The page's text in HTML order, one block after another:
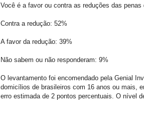
Você é a favor ou contra as reduções das
Contra a redução: 52%
A favor da redução: 39%
Não sabem ou não responderam: 9%
O levantamento foi encomendado pela Genial
domicílios de brasileiros com 16 anos ou mais,
erro estimada de 2 pontos percentuais. O nível